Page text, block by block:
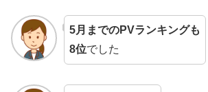
5月までのPVランキングも
8位でした